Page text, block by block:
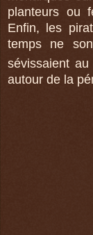
planteurs ou
Enfin, les
temps ne
sévissaient au
autour de la